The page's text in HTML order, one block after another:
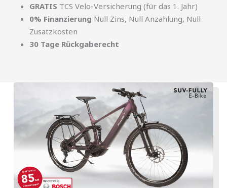
GRATIS TCS Velo-Versicherung (für das 1. Jahr)
0% Finanzierung Null Zins, Null Anzahlung, Null
Zusatzkosten
30 Tage Rückgaberecht